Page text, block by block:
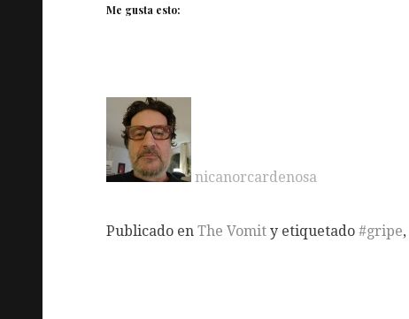
Me gusta esto:
nicanorcardenosa
Publicado en The Vomit y etiquetado #gripe,